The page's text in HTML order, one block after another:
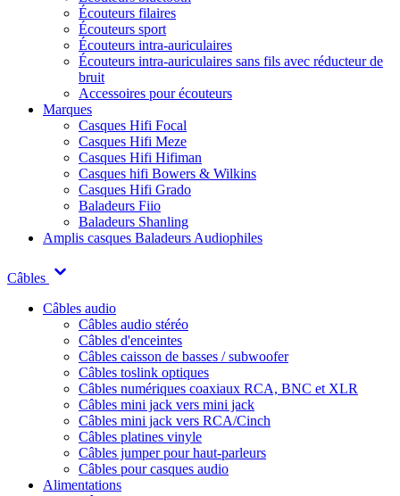
Écouteurs filaires
Écouteurs sport
Écouteurs intra-auriculaires
Écouteurs intra-auriculaires sans fils avec réducteur de
bruit
Accessoires pour écouteurs
Marques
Casques Hifi Focal
Casques Hifi Meze
Casques Hifi Hifiman
Casques hifi Bowers & Wilkins
Casques Hifi Grado
Baladeurs Fiio
Baladeurs Shanling
Amplis casques Baladeurs Audiophiles
Câbles
Câbles audio
Câbles audio stéréo
Câbles d'enceintes
Câbles caisson de basses / subwoofer
Câbles toslink optiques
Câbles numériques coaxiaux RCA, BNC et XLR
Câbles mini jack vers mini jack
Câbles mini jack vers RCA/Cinch
Câbles platines vinyle
Câbles jumper pour haut-parleurs
Câbles pour casques audio
Alimentations